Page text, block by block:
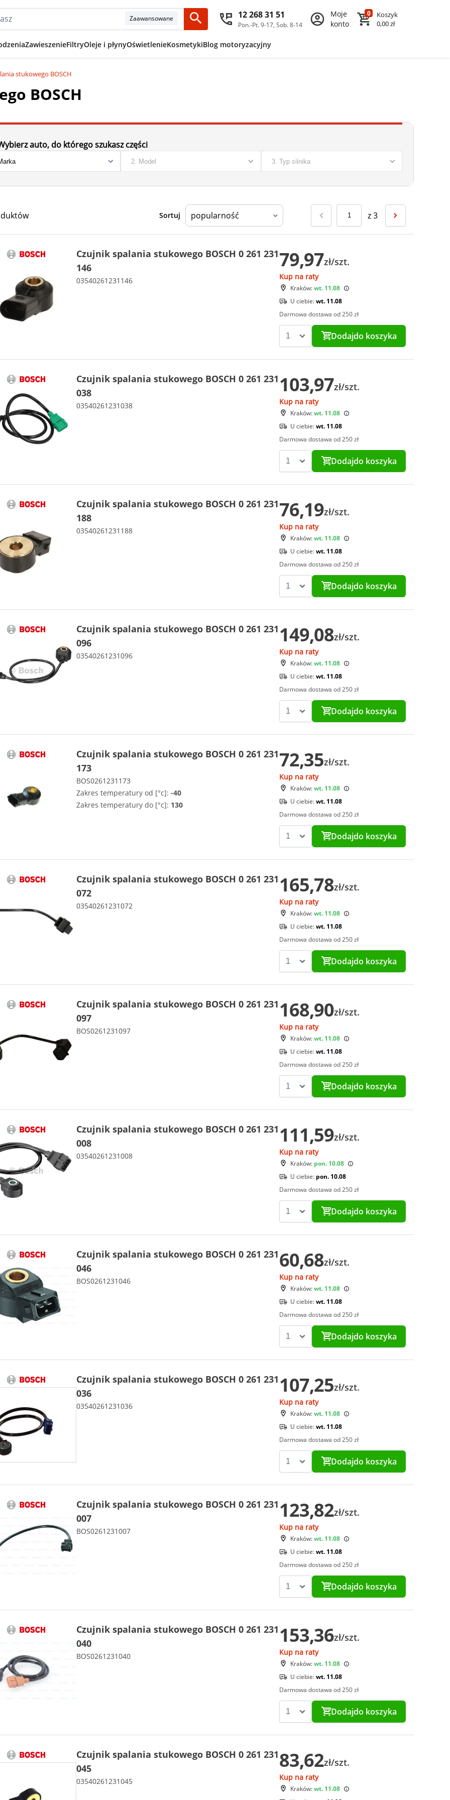
Zaawansowane 12 268 31 51
Pon.-Pt. 9-17, Sob. 8-14
Moje
konto
0
Koszyk
0,00 zł
ZawieszenieFiltryOleje i płynyOświetlenieKosmetykiBlog motoryzacyjny
stukowego BOSCH
BOSCH
auto, do którego szukasz części
Sortuj z3
Czujnik spalania stukowego BOSCH 0 261 231
146
03540261231146
79,97zł/szt.
Kup na raty
Kraków:wt. 11.08
U ciebie:wt. 11.08
Darmowa dostawa od 250 zł
Dodajdo koszyka
Czujnik spalania stukowego BOSCH 0 261 231
038
03540261231038
103,97zł/szt.
Kup na raty
Kraków:wt. 11.08
U ciebie:wt. 11.08
Darmowa dostawa od 250 zł
Dodajdo koszyka
Czujnik spalania stukowego BOSCH 0 261 231
188
03540261231188
76,19zł/szt.
Kup na raty
Kraków:wt. 11.08
U ciebie:wt. 11.08
Darmowa dostawa od 250 zł
Dodajdo koszyka
Czujnik spalania stukowego BOSCH 0 261 231
096
03540261231096
149,08zł/szt.
Kup na raty
Kraków:wt. 11.08
U ciebie:wt. 11.08
Darmowa dostawa od 250 zł
Dodajdo koszyka
Czujnik spalania stukowego BOSCH 0 261 231
173
BOS0261231173
Zakres temperatury od [°c]: -40
Zakres temperatury do [°c]: 130
72,35zł/szt.
Kup na raty
Kraków:wt. 11.08
U ciebie:wt. 11.08
Darmowa dostawa od 250 zł
Dodajdo koszyka
Czujnik spalania stukowego BOSCH 0 261 231
072
03540261231072
165,78zł/szt.
Kup na raty
Kraków:wt. 11.08
U ciebie:wt. 11.08
Darmowa dostawa od 250 zł
Dodajdo koszyka
Czujnik spalania stukowego BOSCH 0 261 231
097
BOS0261231097
168,90zł/szt.
Kup na raty
Kraków:wt. 11.08
U ciebie:wt. 11.08
Darmowa dostawa od 250 zł
Dodajdo koszyka
Czujnik spalania stukowego BOSCH 0 261 231
008
03540261231008
111,59zł/szt.
Kup na raty
Kraków: pon. 10.08
U ciebie: pon. 10.08
Darmowa dostawa od 250 zł
Dodajdo koszyka
Czujnik spalania stukowego BOSCH 0 261 231
046
BOS0261231046
60,68zł/szt.
Kup na raty
Kraków:wt. 11.08
U ciebie:wt. 11.08
Darmowa dostawa od 250 zł
Dodajdo koszyka
Czujnik spalania stukowego BOSCH 0 261 231
036
03540261231036
107,25zł/szt.
Kup na raty
Kraków:wt. 11.08
U ciebie:wt. 11.08
Darmowa dostawa od 250 zł
Dodajdo koszyka
Czujnik spalania stukowego BOSCH 0 261 231
007
BOS0261231007
123,82zł/szt.
Kup na raty
Kraków:wt. 11.08
U ciebie:wt. 11.08
Darmowa dostawa od 250 zł
Dodajdo koszyka
Czujnik spalania stukowego BOSCH 0 261 231
040
BOS0261231040
153,36zł/szt.
Kup na raty
Kraków:wt. 11.08
U ciebie:wt. 11.08
Darmowa dostawa od 250 zł
Dodajdo koszyka
Czujnik spalania stukowego BOSCH 0 261 231
045
03540261231045
83,62zł/szt.
Kup na raty
Kraków:wt. 11.08